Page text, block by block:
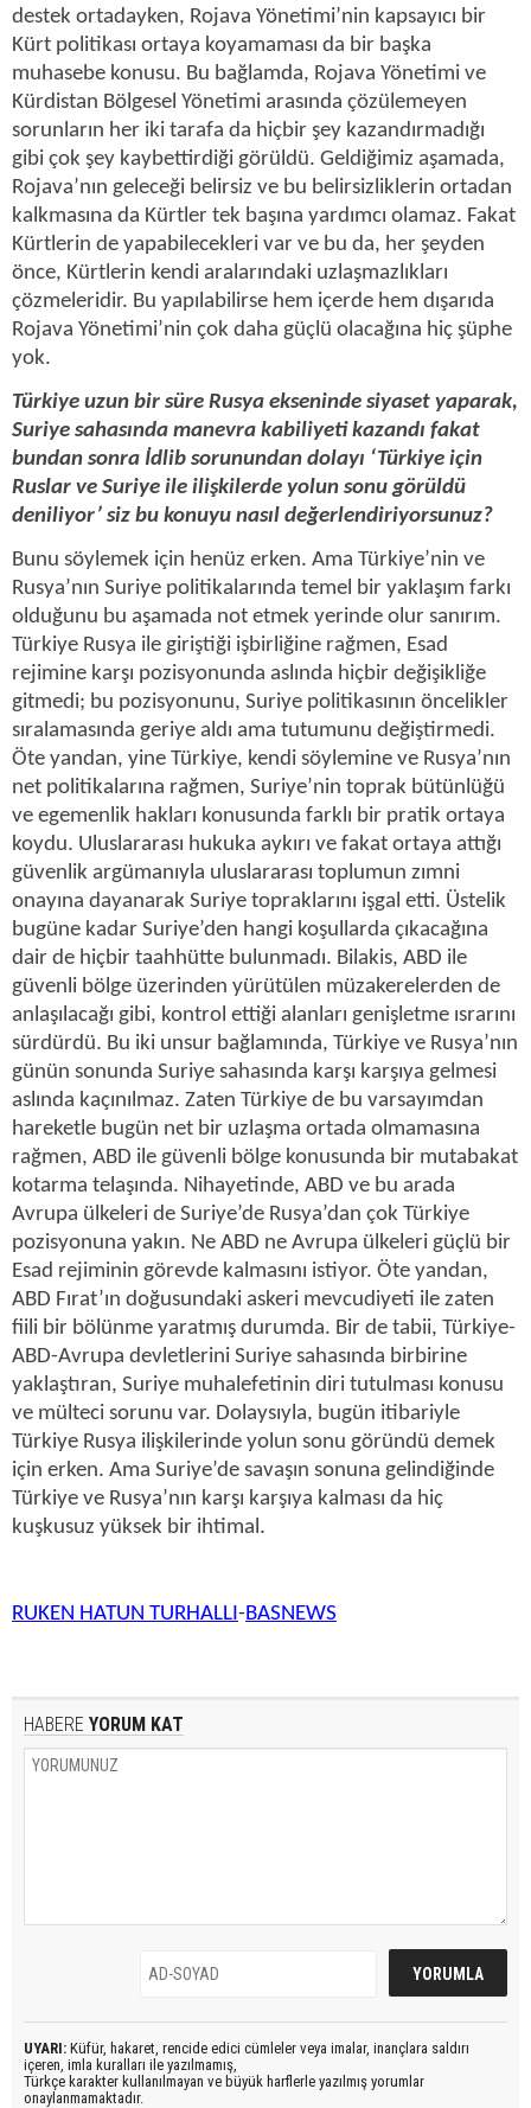
destek ortadayken, Rojava Yönetimi’nin kapsayıcı bir
Kürt politikası ortaya koyamaması da bir başka
muhasebe konusu. Bu bağlamda, Rojava Yönetimi ve
Kürdistan Bölgesel Yönetimi arasında çözülemeyen
sorunların her iki tarafa da hiçbir şey kazandırmadığı
gibi çok şey kaybettirdiği görüldü. Geldiğimiz aşamada,
Rojava’nın geleceği belirsiz ve bu belirsizliklerin ortadan
kalkmasına da Kürtler tek başına yardımcı olamaz. Fakat
Kürtlerin de yapabilecekleri var ve bu da, her şeyden
önce, Kürtlerin kendi aralarındaki uzlaşmazlıkları
çözmeleridir. Bu yapılabilirse hem içerde hem dışarıda
Rojava Yönetimi’nin çok daha güçlü olacağına hiç şüphe
yok.
Türkiye uzun bir süre Rusya ekseninde siyaset yaparak,
Suriye sahasında manevra kabiliyeti kazandı fakat
bundan sonra İdlib sorunundan dolayı ‘Türkiye için
Ruslar ve Suriye ile ilişkilerde yolun sonu görüldü
deniliyor’ siz bu konuyu nasıl değerlendiriyorsunuz?
Bunu söylemek için henüz erken. Ama Türkiye’nin ve
Rusya’nın Suriye politikalarında temel bir yaklaşım farkı
olduğunu bu aşamada not etmek yerinde olur sanırım.
Türkiye Rusya ile giriştiği işbirliğine rağmen, Esad
rejimine karşı pozisyonunda aslında hiçbir değişikliğe
gitmedi; bu pozisyonunu, Suriye politikasının öncelikler
sıralamasında geriye aldı ama tutumunu değiştirmedi.
Öte yandan, yine Türkiye, kendi söylemine ve Rusya’nın
net politikalarına rağmen, Suriye’nin toprak bütünlüğü
ve egemenlik hakları konusunda farklı bir pratik ortaya
koydu. Uluslararası hukuka aykırı ve fakat ortaya attığı
güvenlik argümanıyla uluslararası toplumun zımni
onayına dayanarak Suriye topraklarını işgal etti. Üstelik
bugüne kadar Suriye’den hangi koşullarda çıkacağına
dair de hiçbir taahhütte bulunmadı. Bilakis, ABD ile
güvenli bölge üzerinden yürütülen müzakerelerden de
anlaşılacağı gibi, kontrol ettiği alanları genişletme ısrarını
sürdürdü. Bu iki unsur bağlamında, Türkiye ve Rusya’nın
günün sonunda Suriye sahasında karşı karşıya gelmesi
aslında kaçınılmaz. Zaten Türkiye de bu varsayımdan
hareketle bugün net bir uzlaşma ortada olmamasına
rağmen, ABD ile güvenli bölge konusunda bir mutabakat
kotarma telaşında. Nihayetinde, ABD ve bu arada
Avrupa ülkeleri de Suriye’de Rusya’dan çok Türkiye
pozisyonuna yakın. Ne ABD ne Avrupa ülkeleri güçlü bir
Esad rejiminin görevde kalmasını istiyor. Öte yandan,
ABD Fırat’ın doğusundaki askeri mevcudiyeti ile zaten
fiili bir bölünme yaratmış durumda. Bir de tabii, Türkiye-
ABD-Avrupa devletlerini Suriye sahasında birbirine
yaklaştıran, Suriye muhalefetinin diri tutulması konusu
ve mülteci sorunu var. Dolaysıyla, bugün itibariyle
Türkiye Rusya ilişkilerinde yolun sonu göründü demek
için erken. Ama Suriye’de savaşın sonuna gelindiğinde
Türkiye ve Rusya’nın karşı karşıya kalması da hiç
kuşkusuz yüksek bir ihtimal.
RUKEN HATUN TURHALLI-BASNEWS
HABERE YORUM KAT
UYARI: Küfür, hakaret, rencide edici cümleler veya imalar, inançlara saldırı
içeren, imla kuralları ile yazılmamış,
Türkçe karakter kullanılmayan ve büyük harflerle yazılmış yorumlar
onaylanmamaktadır.